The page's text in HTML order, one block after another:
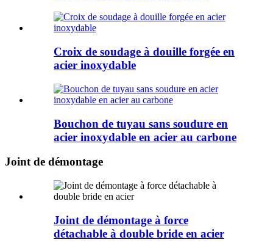
Croix de soudage à douille forgée en
acier inoxydable
Bouchon de tuyau sans soudure en
acier inoxydable en acier au carbone
Joint de démontage
Joint de démontage à force
détachable à double bride en acier